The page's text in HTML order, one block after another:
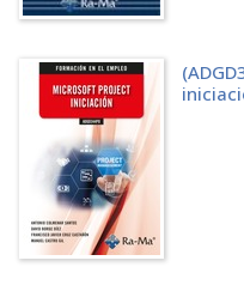
6.3.3 Eliminación de una tarea
CAPÍTULO 7. ESQUEMATIZACIÓN
7.1 CREACIÓN DE UN ESQUEMA
7.2 OCULTACIÓN Y
7.3 CÓDIGOS EDT Y
CAPÍTULO 8. ESTABLECIMIENTO
8.1 DESCRIPCIÓN DE LAS
8.1.1 Vinculación de tareas
8.1.2 Cambio de las
8.2 DESCRIPCIÓN DEL TIEMPO